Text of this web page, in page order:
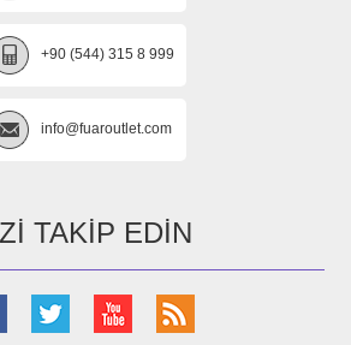
+90 (544) 315 8 999
info@fuaroutlet.com
TAKIP EDIN